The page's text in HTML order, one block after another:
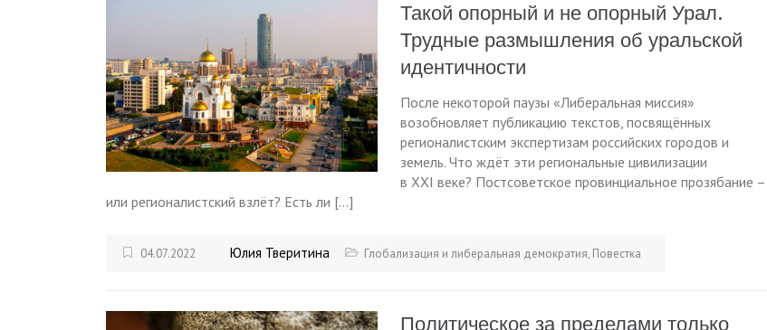
Такой опорный и не опорный Урал.
Трудные размышления об уральской
идентичности
После некоторой паузы «Либеральная миссия»
возобновляет публикацию текстов, посвящённых
регионалистским экспертизам российских городов и
земель. Что ждёт эти региональные цивилизации
в XXI веке? Постсоветское провинциальное прозябание –
или регионалистский взлёт? Есть ли […]
04.07.2022 Юлия Тверитина Глобализация и либеральная демократия, Повестка
Политическое за пределами только